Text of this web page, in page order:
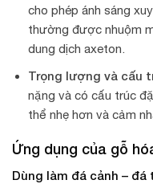
cho phép ánh sáng
thường được nhuộm
dung dịch axeton.
Trọng lượng và cấu
nặng và có cấu trúc
thể nhẹ hơn và cảm
Ứng dụng của gỗ
Dùng làm đá cảnh –